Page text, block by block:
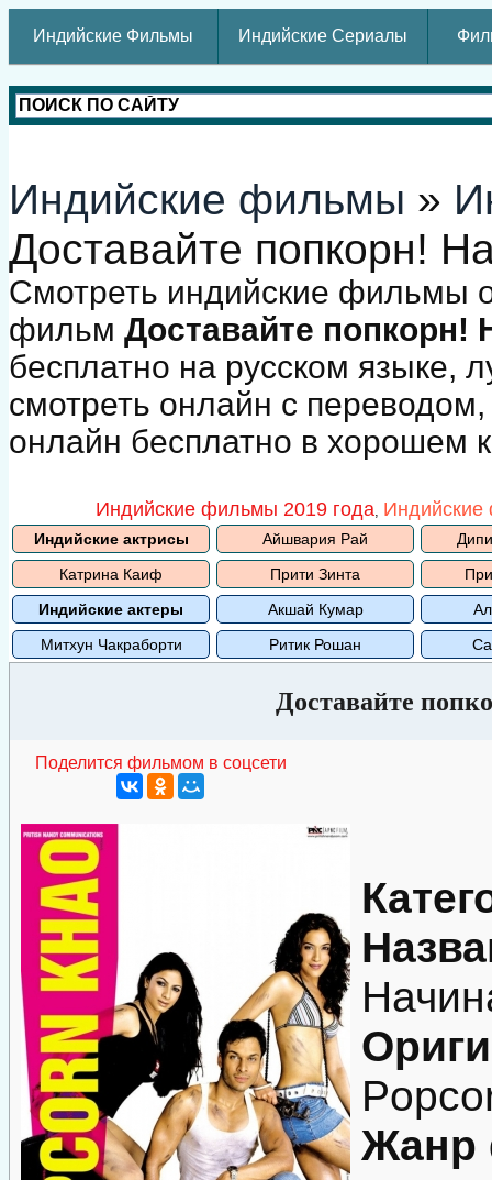
Индийские Фильмы Индийские Сериалы
Индийские фильмы »
Доставайте попкорн!
Смотреть индийские фильмы
фильм Доставайте попкорн!
бесплатно на русском языке,
смотреть онлайн с
онлайн бесплатно в хорошем
Индийские фильмы 2019 года,
Индийские актрисы Айшвария Рай
Катрина Каиф
Прити Зинта
Индийские актеры
Акшай Кумар
Митхун Чакраборти
Ритик Рошан
Доставайте
Поделится фильмом в соцсети
Жанр